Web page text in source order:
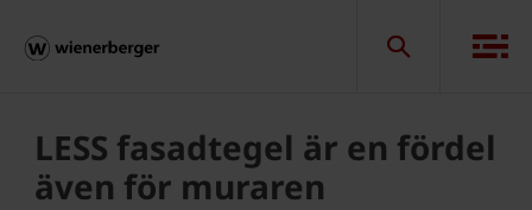
LESS fasadtegel är en fördel
även för muraren